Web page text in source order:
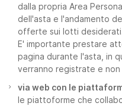
dalla propria Area
dell'asta e l'andamento
offerte sui lotti
E' importante prestare
pagina durante l'asta, in
verranno registrate e non
via web con le
le piattoforme che